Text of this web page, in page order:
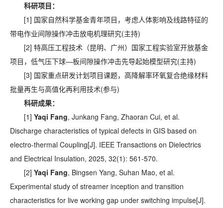
科研项目：
[1] 国家自然科学基金青年项目，考虑人体影响及线路特征的
带电作业间隙操作冲击放电机理研究(主持)
[2] 特高压工程技术（昆明、广州）国家工程实验室开放基金
项目，低气压下球—板间隙操作冲击先导起始模型研究(主持)
[3] 国家重点研发计划项目课题，高降解率环氧复合绝缘材料
批量再生与高值化再利用技术(参与)
科研成果：
[1] Yaqi Fang, Junkang Fang, Zhaoran Cui, et al.
Discharge characteristics of typical defects in GIS based on
electro-thermal Coupling[J]. IEEE Transactions on Dielectrics
and Electrical Insulation, 2025, 32(1): 561-570.
[2] Yaqi Fang, Bingsen Yang, Suhan Mao, et al.
Experimental study of streamer inception and transition
characteristics for live working gap under switching impulse[J].